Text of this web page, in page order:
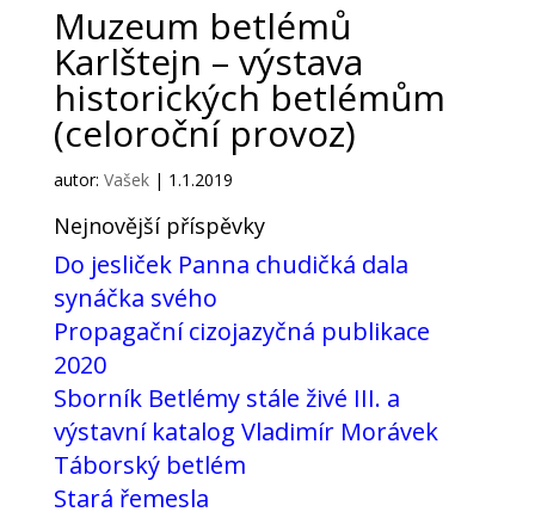
Muzeum betlémů
Karlštejn – výstava
historických betlémům
(celoroční provoz)
autor: Vašek| 1.1.2019
Nejnovější příspěvky
Do jesliček Panna chudičká dala
synáčka svého
Propagační cizojazyčná publikace
2020
Sborník Betlémy stále živé III. a
výstavní katalog Vladimír Morávek
Táborský betlém
Stará řemesla